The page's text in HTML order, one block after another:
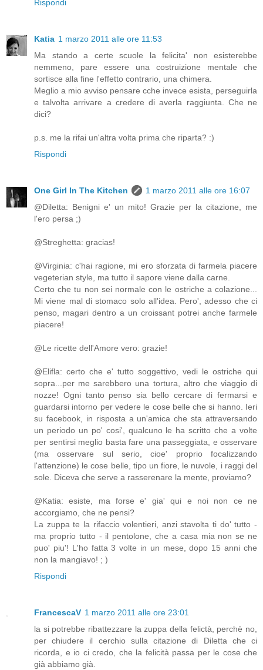
Rispondi
Katia 1 marzo 2011 alle ore 11:53
Ma stando a certe scuole la felicita' non esisterebbe
nemmeno, pare essere una costruizione mentale che
sortisce alla fine l'effetto contrario, una chimera.
Meglio a mio avviso pensare cche invece esista, perseguirla
e talvolta arrivare a credere di averla raggiunta. Che ne
dici?
p.s. me la rifai un'altra volta prima che riparta? :)
Rispondi
One Girl In The Kitchen
1 marzo 2011 alle ore 16:07
@Diletta: Benigni e' un mito! Grazie per la citazione, me
l'ero persa ;)
@Streghetta: gracias!
@Virginia: c'hai ragione, mi ero sforzata di farmela piacere
vegeterian style, ma tutto il sapore viene dalla carne.
Certo che tu non sei normale con le ostriche a colazione...
Mi viene mal di stomaco solo all'idea. Pero', adesso che ci
penso, magari dentro a un croissant potrei anche farmele
piacere!
@Le ricette dell'Amore vero: grazie!
@Elifla: certo che e' tutto soggettivo, vedi le ostriche qui
sopra...per me sarebbero una tortura, altro che viaggio di
nozze! Ogni tanto penso sia bello cercare di fermarsi e
guardarsi intorno per vedere le cose belle che si hanno. Ieri
su facebook, in risposta a un'amica che sta attraversando
un periodo un po' cosi', qualcuno le ha scritto che a volte
per sentirsi meglio basta fare una passeggiata, e osservare
(ma osservare sul serio, cioe' proprio focalizzando
l'attenzione) le cose belle, tipo un fiore, le nuvole, i raggi del
sole. Diceva che serve a rasserenare la mente, proviamo?
@Katia: esiste, ma forse e' gia' qui e noi non ce ne
accorgiamo, che ne pensi?
La zuppa te la rifaccio volentieri, anzi stavolta ti do' tutto -
ma proprio tutto - il pentolone, che a casa mia non se ne
puo' piu'! L'ho fatta 3 volte in un mese, dopo 15 anni che
non la mangiavo! ; )
Rispondi
FrancescaV 1 marzo 2011 alle ore 23:01
la si potrebbe ribattezzare la zuppa della felictà, perchè no,
per chiudere il cerchio sulla citazione di Diletta che ci
ricorda, e io ci credo, che la felicità passa per le cose che
già abbiamo già.